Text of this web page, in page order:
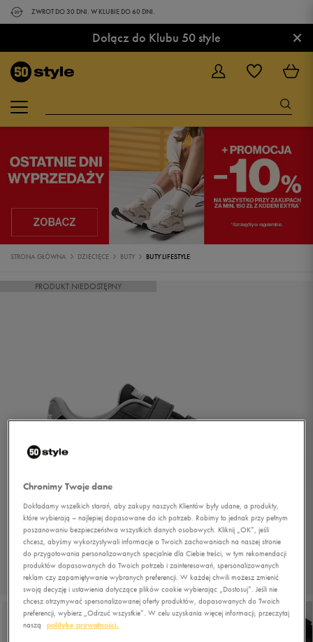
ZWROT DO 30 DNI. W KLUBIE DO 60 DNI.
Dołącz do Klubu 50 style ×
STRONA GŁÓWNA DZIECIĘCE BUTY BUTY LIFESTYLE
PRODUKT NIEDOSTĘPNY
Chronimy Twoje dane
Dokładamy wszelkich starań, aby zakupy naszych Klientów były udane, a produkty,
które wybierają – najlepiej dopasowane do ich potrzeb. Robimy to jednak przy pełnym
poszanowaniu bezpieczeństwa wszystkich danych osobowych. Kliknij „OK”, jeśli
chcesz, abyśmy wykorzystywali informacje o Twoich zachowaniach na naszej stronie
do przygotowania personalizowanych specjalnie dla Ciebie treści, w tym rekomendacji
produktów dopasowanych do Twoich potrzeb i zainteresowań, spersonalizowanych
reklam czy zapamiętywanie wybranych preferencji. W każdej chwili możesz zmienić
swoją decyzję i ustawienia dotyczące plików cookie wybierając „Dostosuj”. Jeśli nie
chcesz otrzymywać spersonalizowanej oferty produktów, dopasowanych do Twoich
preferencji, wybierz „Odrzuć wszystkie”. W celu uzyskania więcej informacji, przeczytaj
naszą
politykę prywatności.